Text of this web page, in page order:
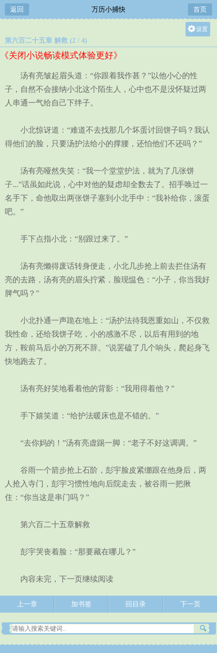
返回 万历小捕快 首页
设置
中
小
第六百二十五章 解救 (2 / 4)
《关闭小说畅读模式体验更好》
汤有亮皱起眉头道：“你跟着我作甚？”以他小心的性
子，自然不会接纳小北这个陌生人，心中也不是没怀疑过两
人串通一气给自己下绊子。
小北惊讶道：“难道不去找那几个坏蛋讨回饼子吗？我认
得他们的脸，只要汤护法给小的撑腰，还怕他们不还吗？”
汤有亮哑然失笑：“我一个堂堂护法，就为了几张饼
子...”话虽如此说，心中对他的疑虑却全数去了。招手唤过一
名手下，命他取出两张饼子塞到小北手中：“我补给你，滚蛋
吧。”
手下点指小北：“别跟过来了。”
汤有亮懒得废话转身便走，小北几步抢上前去拦住汤有
亮的去路，汤有亮的眉头拧紧，脸现愠色：“小子，你当我好
脾气吗？”
小北扑通一声跪在地上：“汤护法待我恩重如山，不仅救
我性命，还给我饼子吃，小的感激不尽，以后有用到的地
方，鞍前马后小的万死不辞。”说罢磕了几个响头，爬起身飞
快地跑去了。
汤有亮好笑地看着他的背影：“我用得着他？”
手下嬉笑道：“给护法暖床也是不错的。”
“去你妈的！”汤有亮虚踢一脚：“老子不好这调调。”
谷雨一个箭步抢上石阶，彭宇脸皮紧绷跟在他身后，两
人抢入寺门，彭宇习惯性地向后院走去，被谷雨一把揪
住：“你当这是串门吗？”
第六百二十五章解救
彭宇哭丧着脸：“那要藏在哪儿？”
内容未完，下一页继续阅读
上一章 加书签 回目录 下一页